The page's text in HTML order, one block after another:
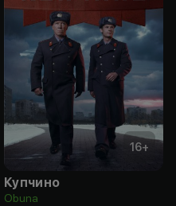
16+
Купчино
Obuna